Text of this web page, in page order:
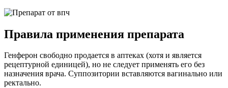
Правила применения препарата
Генферон свободно продается в аптеках (хотя и является
рецептурной единицей), но не следует применять его без
назначения врача. Суппозитории вставляются вагинально или
ректально.